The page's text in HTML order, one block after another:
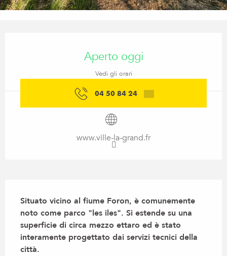
Aperto oggi
Vedi gli orari
04 50 84 24 ▒▒
www.ville-la-grand.fr
Situato vicino al fiume Foron, è comunemente
noto come parco "les iles". Si estende su una
superficie di circa mezzo ettaro ed è stato
interamente progettato dai servizi tecnici della
città.